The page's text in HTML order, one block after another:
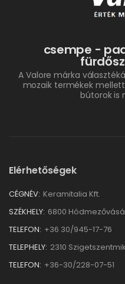
csempe -
A Valore márka
mozaik termékek
bútorok is
Elérhetőségek
CÉGNÉV: Keramitalia Kft.
SZÉKHELY: 6800
TELEFON: +36 30/945-17-76
TELEPHELY: 2310
TELEFON: +36-30/228-07-51